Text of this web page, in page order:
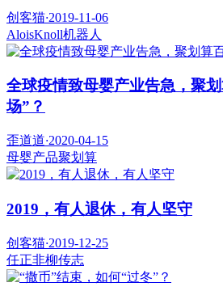
创客猫·2019-11-06
AloisKnoll机器人
全球疫情致母婴产业告急，聚
场”？
歪道道·2020-04-15
母婴产品聚划算
2019，有人退休，有人坚守
创客猫·2019-12-25
任正非柳传志